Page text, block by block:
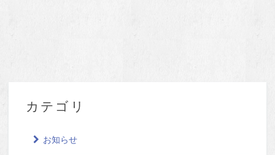
カテゴリ
お知らせ